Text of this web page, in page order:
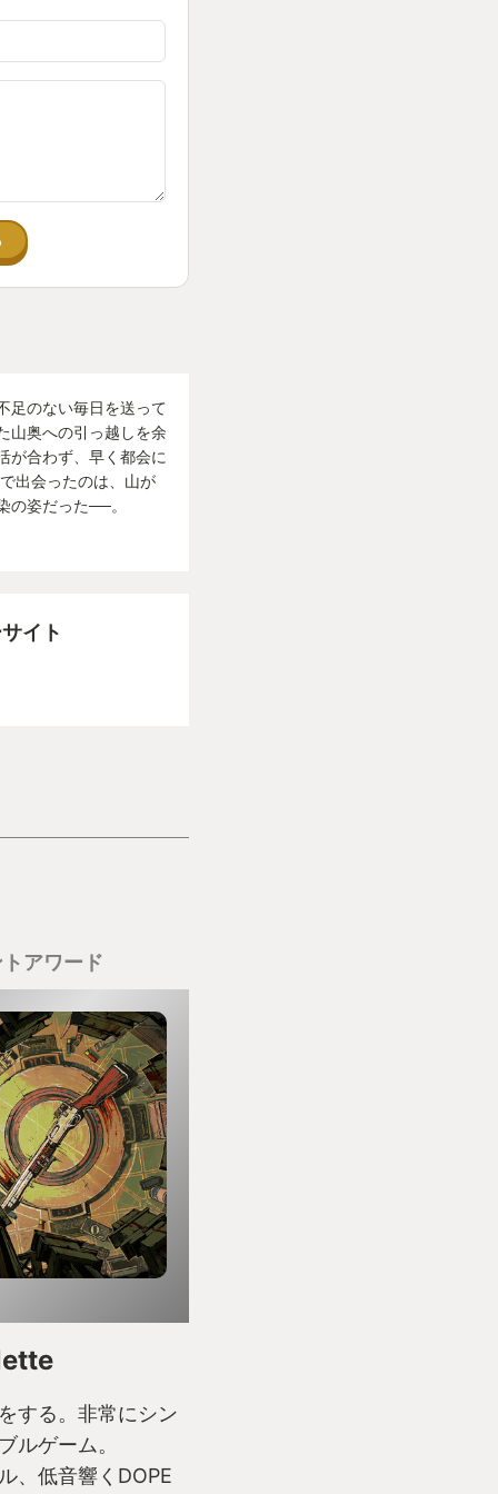
足のない毎日を送って
山奥への引っ越しを余
が合わず、早く都会に
出会ったのは、山が
の姿だった──。
イト
アワード
する。非常にシン
ルゲーム。
、低音響くDOPE